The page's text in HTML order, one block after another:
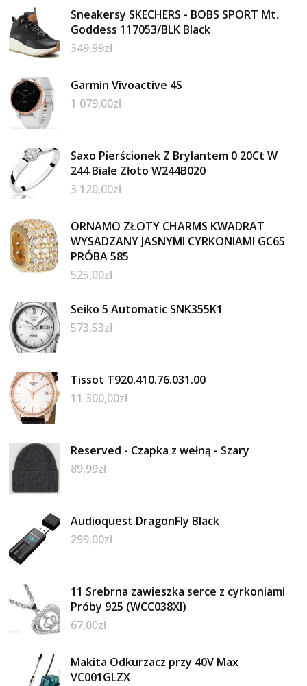
Sneakersy SKECHERS - BOBS SPORT Mt.
Goddess 117053/BLK Black
349,99zł
Garmin Vivoactive 4S
1 079,00zł
Saxo Pierścionek Z Brylantem 0 20Ct W
244 Białe Złoto W244B020
3 120,00zł
ORNAMO ZŁOTY CHARMS KWADRAT
WYSADZANY JASNYMI CYRKONIAMI GC65
PRÓBA 585
525,00zł
Seiko 5 Automatic SNK355K1
573,53zł
Tissot T920.410.76.031.00
11 300,00zł
Reserved - Czapka z wełną - Szary
89,99zł
Audioquest DragonFly Black
299,00zł
11 Srebrna zawieszka serce z cyrkoniami
Próby 925 (WCC038XI)
67,00zł
Makita Odkurzacz przy 40V Max
VC001GLZX